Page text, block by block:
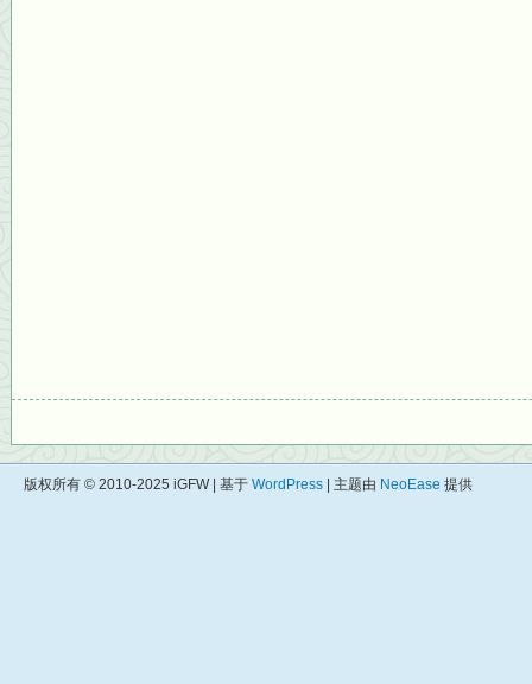
版权所有 © 2010-2025 iGFW | 基于 WordPress | 主题由 NeoEase 提供